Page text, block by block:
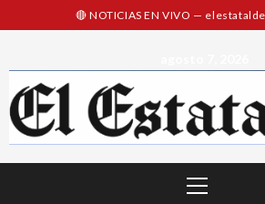
al
Menú